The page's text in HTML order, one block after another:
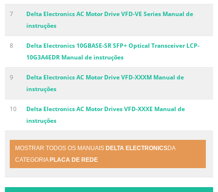
7
Delta Electronics AC Motor Drive VFD-VE Series Manual de
instruções
8
Delta Electronics 10GBASE-SR SFP+ Optical Transceiver LCP-
10G3A4EDR Manual de instruções
9
Delta Electronics AC Motor Drive VFD-XXXM Manual de
instruções
10
Delta Electronics AC Motor Drives VFD-XXXE Manual de
instruções
MOSTRAR TODOS OS MANUAIS DELTA ELECTRONICSDA
CATEGORIA PLACA DE REDE